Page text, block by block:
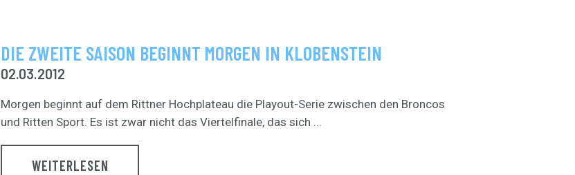
DIE ZWEITE SAISON BEGINNT MORGEN IN KLOBENSTEIN
02.03.2012
Morgen beginnt auf dem Rittner Hochplateau die Playout-Serie zwischen den Broncos
und Ritten Sport. Es ist zwar nicht das Viertelfinale, das sich ...
WEITERLESEN